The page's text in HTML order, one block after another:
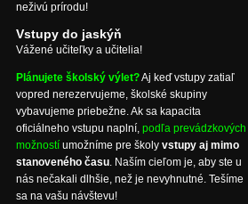
neživú prírodu!
Vstupy do jaskýň
Vážené učiteľky a učitelia!
Plánujete školský výlet?Aj keď vstupy zatiaľ
vopred nerezervujeme, školské skupiny
vybavujeme priebežne. Ak sa kapacita
oficiálneho vstupu naplní, podľa prevádzkových
možností umožníme pre školy vstupy aj mimo
stanoveného času. Naším cieľom je, aby ste u
nás nečakali dlhšie, než je nevyhnutné. Tešíme
sa na vašu návštevu!